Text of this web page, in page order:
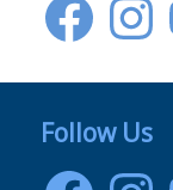
Follow Us
Facebook